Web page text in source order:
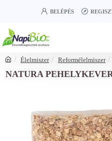
BELÉPÉS
Élelmiszer Reformélelmiszer
NATURA